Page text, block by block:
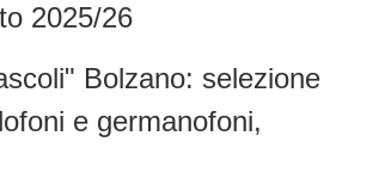
2025/26
Bolzano: selezione
e germanofoni,